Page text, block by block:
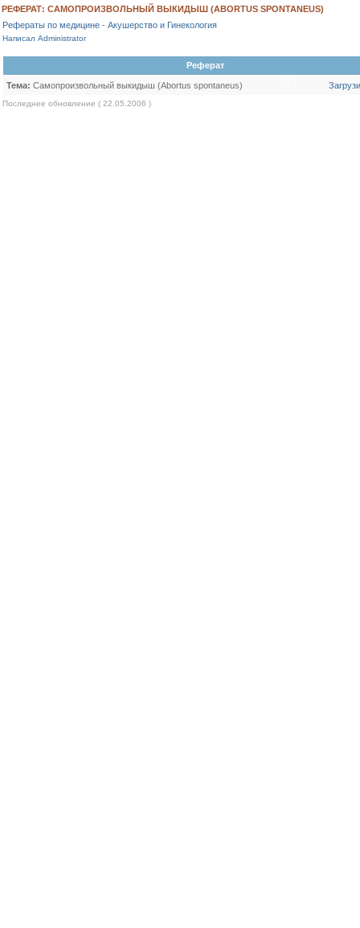
РЕФЕРАТ: САМОПРОИЗВОЛЬНЫЙ ВЫКИДЫШ (ABORTUS SPONTANEUS)
Рефераты по медицине - Акушерство и Гинекология
Написал Administrator
Реферат
Тема: Самопроизвольный выкидыш (Abortus spontaneus)
Последнее обновление ( 22.05.2006 )